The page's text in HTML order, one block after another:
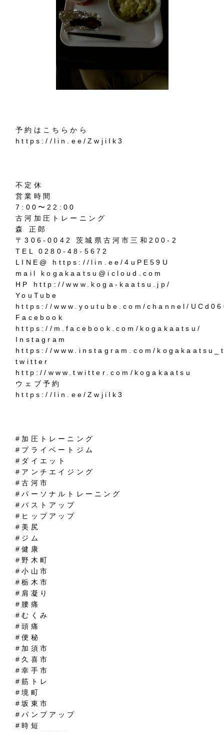
予約はこちらから
https://lin.ee/ZwjiIk3
不定休
営業時間
7:00〜22:00
古河加圧トレーニング
森 正郎
〒306-0042 茨城県古河市三和200-2
TEL0280-48-5672
LINE@ https://lin.ee/4uPE59U
mail kogakaatsu@i cloud.com
HP http://www.koga-kaatsu.jp/
YouTube
https://www.youtube.com/channel/
Facebook
https://m.facebook.com/kogakaatsu/
Instagram
https://www.instagram.com/
twitter
http://www.twitter.com/kogakaatsu
ウェブ予約
https://lin.ee/ZwjiIk3
#加圧トレーニング
#プライベートジム
#ダイエット
#アンチエイジング
#古河市
#パーソナルトレーニング
#バストアップ
#ヒップアップ
#美尻
#ジム
#健康
#野木町
#小山市
#栃木市
#肩凝り
#腰痛
#むくみ
#頭痛
#便秘
#加須市
#久喜市
#幸手市
#筋トレ
#境町
#坂東市
#パンプアップ
#時短